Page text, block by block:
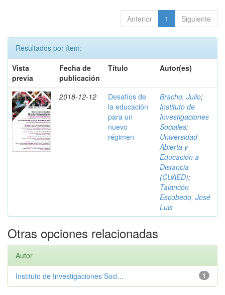
Anterior 1 Siguiente
Resultados por ítem:
Vista
previa
Fecha de
publicación
Título Autor(es)
2018-12-12
Desafíos de
la educación
para un
nuevo
régimen
Bracho, Julio;
Instituto de
Investigaciones
Sociales;
Universidad
Abierta y
Educación a
Distancia
(CUAED);
Talancón
Escobedo, José
Luis
Otras opciones relacionadas
Autor
1
Instituto de Investigaciones Soci...